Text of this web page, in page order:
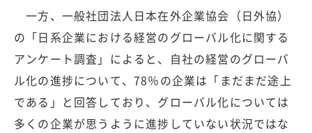
一方、一般社団法人日本在外企業協会（日外協）
の「日系企業における経営のグローバル化に関する
アンケート調査」によると、自社の経営のグローバ
ル化の進捗について、78％の企業は「まだまだ途上
である」と回答しており、グローバル化については
多くの企業が思うように進捗していない状況ではな